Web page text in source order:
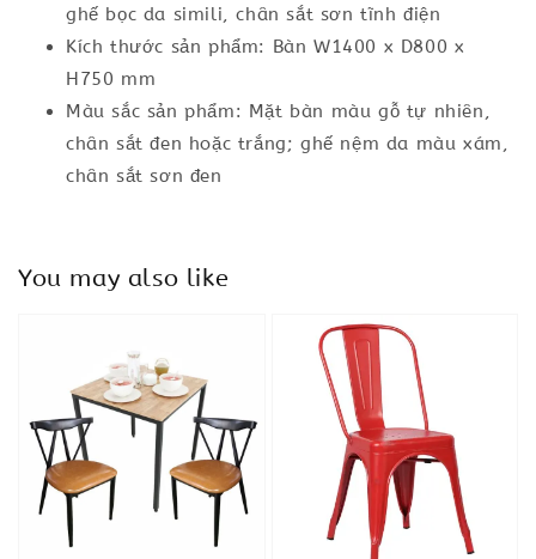
ghế bọc da simili, chân sắt sơn tĩnh điện
Kích thước sản phẩm: Bàn W1400 x D800 x
H750 mm
Màu sắc sản phẩm: Mặt bàn màu gỗ tự nhiên,
chân sắt đen hoặc trắng; ghế nệm da màu xám,
chân sắt sơn đen
You may also like